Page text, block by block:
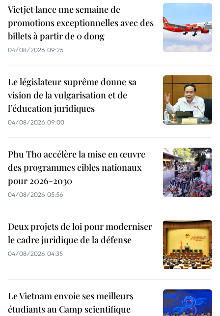
Vietjet lance une semaine de
promotions exceptionnelles avec des
billets à partir de 0 dong
04/08/2026 09:25
Le législateur suprême donne sa
vision de la vulgarisation et de
l’éducation juridiques
04/08/2026 09:00
Phu Tho accélère la mise en œuvre
des programmes cibles nationaux
pour 2026-2030
04/08/2026 05:56
Deux projets de loi pour moderniser
le cadre juridique de la défense
04/08/2026 04:35
Le Vietnam envoie ses meilleurs
étudiants au Camp scientifique